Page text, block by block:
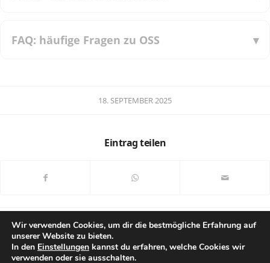
FAQ: häufige Fragen zu OSS
18. SEPTEMBER 2025
Eintrag teilen
Wir verwenden Cookies, um dir die bestmögliche Erfahrung auf
unserer Website zu bieten.
In den Einstellungen kannst du erfahren, welche Cookies wir
verwenden oder sie ausschalten.